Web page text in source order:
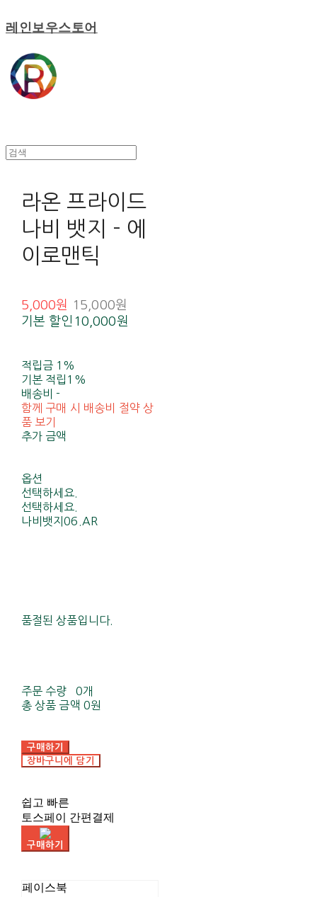
레인보우스토어
라온 프라이드
나비 뱃지 - 에
이로맨틱
5,000원
15,000원
기본 할인 10,000원
적립금 1%
기본 적립 1%
배송비-
함께 구매 시 배송비 절약 상
품 보기
추가 금액
옵션
선택하세요.
선택하세요.
나비뱃지06.AR
품절된 상품입니다.
주문 수량
0개
총 상품 금액 0원
구매하기
장바구니에 담기
쉽고 빠른
토스페이 간편결제
구매하기
페이스북